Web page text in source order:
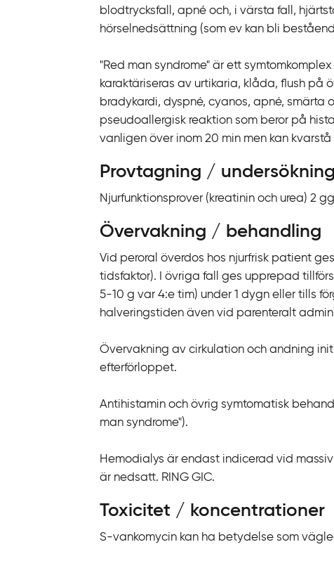
blodtrycksfall, apné och, i värsta fall,
hörselnedsättning (som ev kan bli
"Red man syndrome" är ett
karaktäriseras av urtikaria, klåda, flush på
bradykardi, dyspné, cyanos, apné, smärta
pseudoallergisk reaktion som beror på
vanligen över inom 20 min men kan kvarstå
Provtagning /
Njurfunktionsprover (kreatinin och urea) 2
Övervakning / behandling
Vid peroral överdos hos njurfrisk patient
tidsfaktor). I övriga fall ges upprepad
5-10 g var 4:e tim) under 1 dygn eller tills
halveringstiden även vid parenteralt
Övervakning av cirkulation och andning
efterförloppet.
Antihistamin och övrig symtomatisk
man syndrome").
Hemodialys är endast indicerad vid
är nedsatt. RING GIC.
Toxicitet / koncentrationer
S-vankomycin kan ha betydelse som